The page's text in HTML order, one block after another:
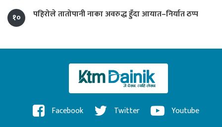
१० पहिरोले तातोपानी नाका अवरुद्ध हुँदा आयात–निर्यात ठप्प
Facebook Twitter Youtube